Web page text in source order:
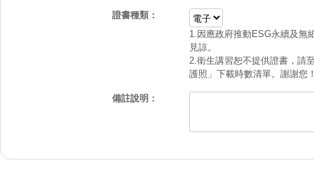
證書種類：
1.因應政府推動ESG永續及無
見諒。
2.衛生講習恕不提供證書，請
護照」下載時數清單。謝謝您
備註說明：